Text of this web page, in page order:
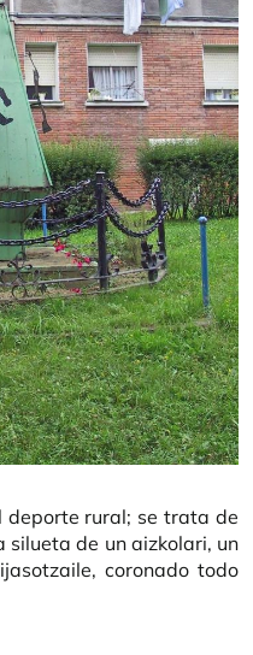
deporte rural; se trata de
silueta de un aizkolari, un
coronado todo